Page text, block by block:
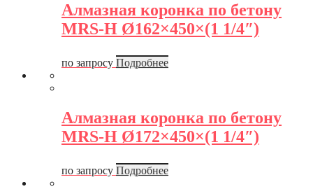
Алмазная коронка по бетону
MRS-H Ø162×450×(1 1/4″)
по запросу Подробнее
Алмазная коронка по бетону
MRS-H Ø172×450×(1 1/4″)
по запросу Подробнее